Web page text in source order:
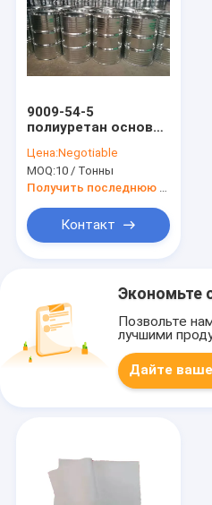
9009-54-5
полиуретан основал
компонентов для
очистителя воздуха
Цена:Negotiable
MOQ:10 / Тонны
Получить последнюю цену
Контакт
Экономьте
Позвольте
лучшими
Дайте